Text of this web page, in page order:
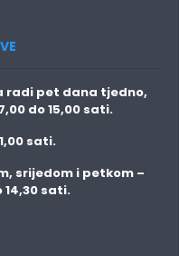
radi pet dana tjedno,
do 15,00 sati.
sati.
srijedom i petkom –
14,30 sati.